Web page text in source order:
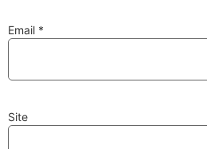
Email *
Site
Discos e Pastilhas